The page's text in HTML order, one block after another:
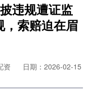
违规遭证监
，索赔迫在眉
资
日期：2026-02-15